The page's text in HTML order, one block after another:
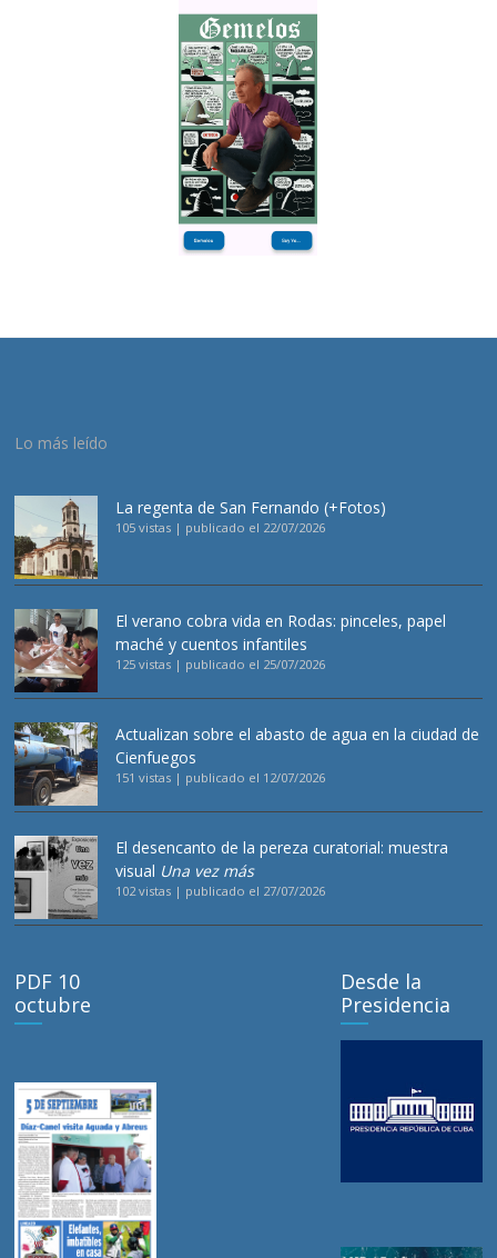
Lo más leído
La regenta de San Fernando (+Fotos)
105 vistas | publicado el 22/07/2026
El verano cobra vida en Rodas: pinceles, papel
maché y cuentos infantiles
125 vistas | publicado el 25/07/2026
Actualizan sobre el abasto de agua en la ciudad de
Cienfuegos
151 vistas | publicado el 12/07/2026
El desencanto de la pereza curatorial: muestra
visual Una vez más
102 vistas | publicado el 27/07/2026
PDF 10
octubre
Desde la
Presidencia